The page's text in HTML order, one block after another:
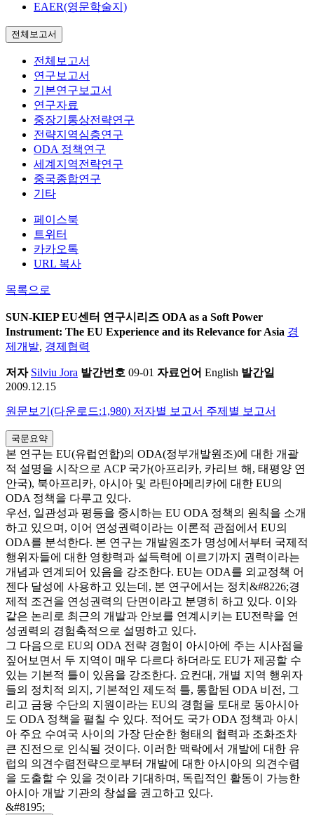
EAER(영문학술지)
전체보고서
전체보고서
연구보고서
기본연구보고서
연구자료
중장기통상전략연구
전략지역심층연구
ODA 정책연구
세계지역전략연구
중국종합연구
기타
페이스북
트위터
카카오톡
URL 복사
목록으로
SUN-KIEP EU센터 연구시리즈 ODA as a Soft Power
Instrument: The EU Experience and its Relevance for Asia 경
제개발, 경제협력
저자 Silviu Jora 발간번호 09-01 자료언어 English 발간일
2009.12.15
원문보기(다운로드:1,980) 저자별 보고서 주제별 보고서
국문요약
본 연구는 EU(유럽연합)의 ODA(정부개발원조)에 대한 개괄
적 설명을 시작으로 ACP 국가(아프리카, 카리브 해, 태평양 연
안국), 북아프리카, 아시아 및 라틴아메리카에 대한 EU의
ODA 정책을 다루고 있다.
우선, 일관성과 평등을 중시하는 EU ODA 정책의 원칙을 소개
하고 있으며, 이어 연성권력이라는 이론적 관점에서 EU의
ODA를 분석한다. 본 연구는 개발원조가 명성에서부터 국제적
행위자들에 대한 영향력과 설득력에 이르기까지 권력이라는
개념과 연계되어 있음을 강조한다. EU는 ODA를 외교정책 어
젠다 달성에 사용하고 있는데, 본 연구에서는 정치&#8226;경
제적 조건을 연성권력의 단면이라고 분명히 하고 있다. 이와
같은 논리로 최근의 개발과 안보를 연계시키는 EU전략을 연
성권력의 경험축적으로 설명하고 있다.
그 다음으로 EU의 ODA 전략 경험이 아시아에 주는 시사점을
짚어보면서 두 지역이 매우 다르다 하더라도 EU가 제공할 수
있는 기본적 틀이 있음을 강조한다. 요컨대, 개별 지역 행위자
들의 정치적 의지, 기본적인 제도적 틀, 통합된 ODA 비전, 그
리고 금융 수단의 지원이라는 EU의 경험을 토대로 동아시아
도 ODA 정책을 펼칠 수 있다. 적어도 국가 ODA 정책과 아시
아 주요 수여국 사이의 가장 단순한 형태의 협력과 조화조차
큰 진전으로 인식될 것이다. 이러한 맥락에서 개발에 대한 유
럽의 의견수렴전략으로부터 개발에 대한 아시아의 의견수렴
을 도출할 수 있을 것이라 기대하며, 독립적인 활동이 가능한
아시아 개발 기관의 창설을 권고하고 있다.
&#8195;